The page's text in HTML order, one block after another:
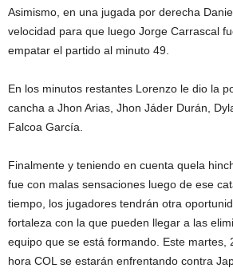
Asimismo, en una jugada por derecha
velocidad para que luego Jorge Carrascal
empatar el partido al minuto 49.
En los minutos restantes Lorenzo le dio la
cancha a Jhon Arias, Jhon Jáder Durán,
Falcoa García.
Finalmente y teniendo en cuenta quela
fue con malas sensaciones luego de ese
tiempo, los jugadores tendrán otra
fortaleza con la que pueden llegar a las
equipo que se está formando. Este martes,
hora COL se estarán enfrentando contra